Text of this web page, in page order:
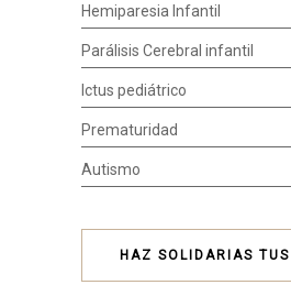
Hemiparesia Infantil
Parálisis Cerebral infantil
Ictus pediátrico
Prematuridad
Autismo
HAZ SOLIDARIAS